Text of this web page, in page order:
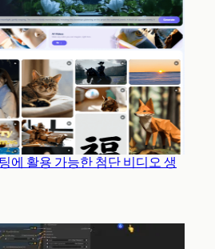
에 활용 가능한 첨단 비디오 생